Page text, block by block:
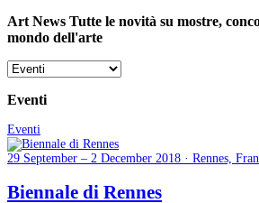
Art News Tutte le novità su mostre,
mondo dell'arte
Eventi
Eventi
29 September – 2 December 2018 · Rennes,
Biennale di Rennes